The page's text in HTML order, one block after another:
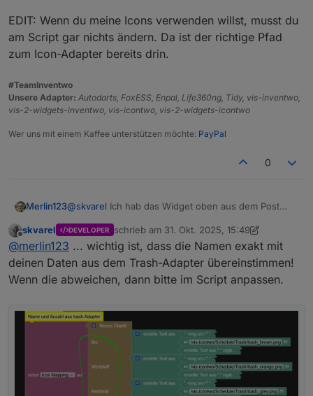
EDIT: Wenn du meine Icons verwenden willst, musst du
am Script gar nichts ändern. Da ist der richtige Pfad
zum Icon-Adapter bereits drin.
#TeamInventwo
Unsere Adapter: Autodarts, FoxESS, Enpal, Life360ng, Tidy, vis-inventwo,
vis-2-widgets-inventwo, vis-icontwo, vis-2-widgets-icontwo
Wer uns mit einem Kaffee unterstützen möchte: PayPal
0
Merlin123@skvarel Ich hab das Widget oben aus dem Post
Ich denke, das ist irgendwas mit den Pfaden.
Wenn ich in einem Image-Widget das Bild auswähle
sieht das so aus:
Wenn ich euer Widget nehme (also neu in die View
ziehe), dann Inhaltstyp Bild auswähle, dann über die
Auswahl das Icon auswähle sieht es so aus:
Das wird also da auch nicht dargestellt.
Vermutlich aus dem gleichen Grund klappt es mit
dem Script auch nicht.
Offline
skvarel DEVELOPER schrieb am 31. Okt. 2025, 15:49
zuletzt editiert von skvarel
@merlin123 ... wichtig ist, dass die Namen exakt mit
deinen Daten aus dem Trash-Adapter übereinstimmen!
Wenn die abweichen, dann bitte im Script anpassen.